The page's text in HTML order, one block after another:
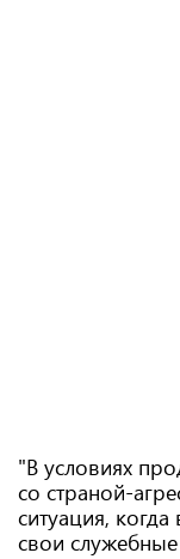
"В условиях
со страной-
ситуация,
свои служебные